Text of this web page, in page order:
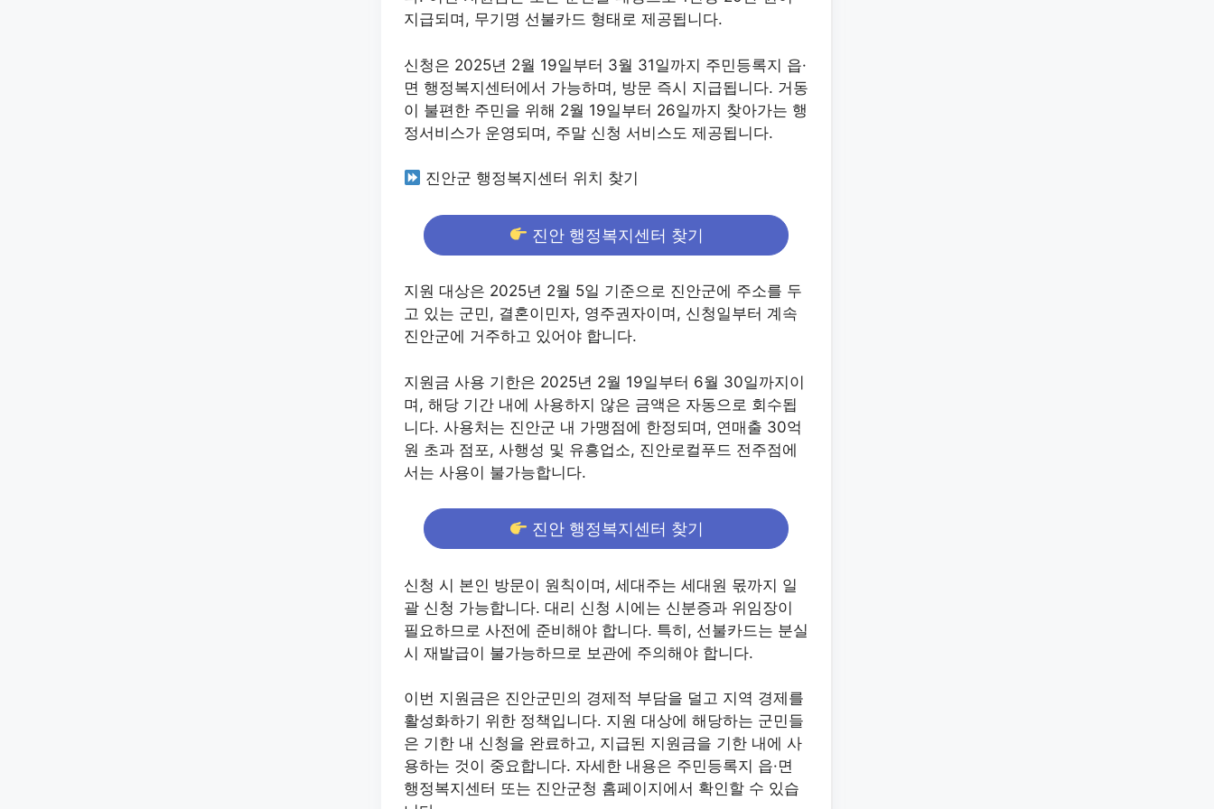
지급되며, 무기명 선불카드 형태로 제공됩니다.
신청은 2025년 2월 19일부터 3월 31일까지 주민등록지 읍·
면 행정복지센터에서 가능하며, 방문 즉시 지급됩니다. 거동
이 불편한 주민을 위해 2월 19일부터 26일까지 찾아가는 행
정서비스가 운영되며, 주말 신청 서비스도 제공됩니다.
진안군 행정복지센터 위치 찾기
진안 행정복지센터 찾기
지원 대상은 2025년 2월 5일 기준으로 진안군에 주소를 두
고 있는 군민, 결혼이민자, 영주권자이며, 신청일부터 계속
진안군에 거주하고 있어야 합니다.
지원금 사용 기한은 2025년 2월 19일부터 6월 30일까지이
며, 해당 기간 내에 사용하지 않은 금액은 자동으로 회수됩
니다. 사용처는 진안군 내 가맹점에 한정되며, 연매출 30억
원 초과 점포, 사행성 및 유흥업소, 진안로컬푸드 전주점에
서는 사용이 불가능합니다.
진안 행정복지센터 찾기
신청 시 본인 방문이 원칙이며, 세대주는 세대원 몫까지 일
괄 신청 가능합니다. 대리 신청 시에는 신분증과 위임장이
필요하므로 사전에 준비해야 합니다. 특히, 선불카드는 분실
시 재발급이 불가능하므로 보관에 주의해야 합니다.
이번 지원금은 진안군민의 경제적 부담을 덜고 지역 경제를
활성화하기 위한 정책입니다. 지원 대상에 해당하는 군민들
은 기한 내 신청을 완료하고, 지급된 지원금을 기한 내에 사
용하는 것이 중요합니다. 자세한 내용은 주민등록지 읍·면
행정복지센터 또는 진안군청 홈페이지에서 확인할 수 있습